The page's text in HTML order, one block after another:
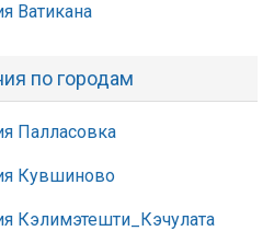
Ватикана
по городам
Палласовка
Кувшиново
Кэлимэтешти_Кэчулата